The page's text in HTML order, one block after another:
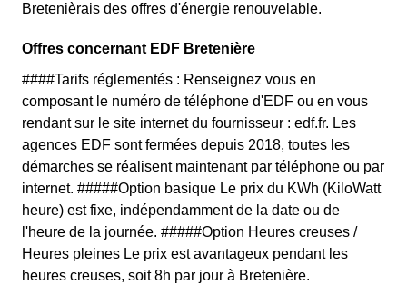
Bretenièrais des offres d'énergie renouvelable.
Offres concernant EDF Bretenière
####Tarifs réglementés : Renseignez vous en
composant le numéro de téléphone d'EDF ou en vous
rendant sur le site internet du fournisseur : edf.fr. Les
agences EDF sont fermées depuis 2018, toutes les
démarches se réalisent maintenant par téléphone ou par
internet. #####Option basique Le prix du KWh (KiloWatt
heure) est fixe, indépendamment de la date ou de
l'heure de la journée. #####Option Heures creuses /
Heures pleines Le prix est avantageux pendant les
heures creuses, soit 8h par jour à Bretenière.